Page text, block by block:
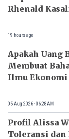
Rhenald
19 hours ago
Apakah Uang
Membuat
Ilmu Ekonomi
05 Aug 2026 - 06:28AM
Profil Alissa
Toleransi dan